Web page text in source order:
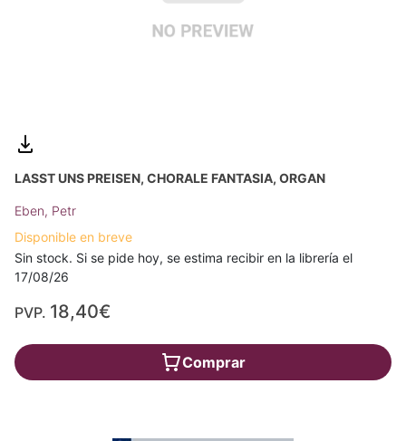
LASST UNS PREISEN, CHORALE FANTASIA, ORGAN
Eben, Petr
Disponible en breve
Sin stock. Si se pide hoy, se estima recibir en la librería el
17/08/26
PVP. 18,40€
Comprar